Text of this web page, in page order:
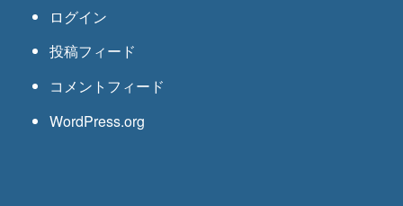
ログイン
投稿フィード
コメントフィード
WordPress.org